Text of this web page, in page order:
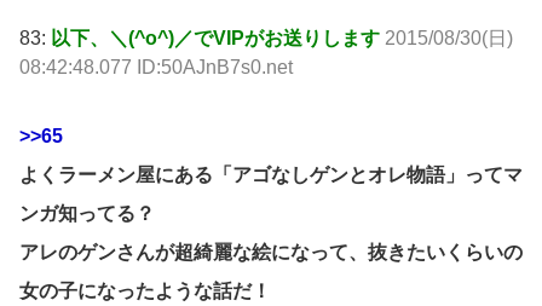
83: 以下、＼(^o^)／でVIPがお送りします 2015/08/30(日)
08:42:48.077 ID:50AJnB7s0.net
>>65
よくラーメン屋にある「アゴなしゲンとオレ物語」ってマ
ンガ知ってる？
アレのゲンさんが超綺麗な絵になって、抜きたいくらいの
女の子になったような話だ！